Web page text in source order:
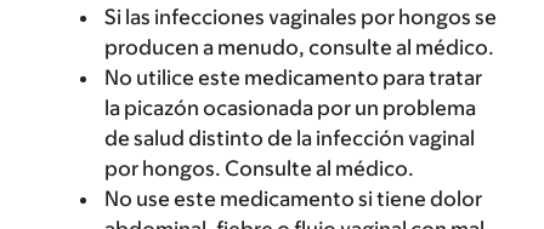
Si las infecciones vaginales por hongos se
producen a menudo, consulte al médico.
No utilice este medicamento para tratar
la picazón ocasionada por un problema
de salud distinto de la infección vaginal
por hongos. Consulte al médico.
No use este medicamento si tiene dolor